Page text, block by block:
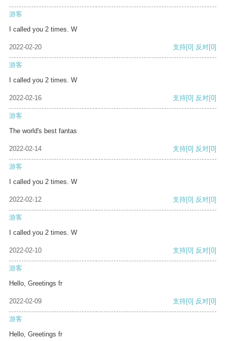
游客
I called you 2 times. W
2022-02-20 支持[0] 反对[0]
游客
I called you 2 times. W
2022-02-16 支持[0] 反对[0]
游客
The world's best fantas
2022-02-14 支持[0] 反对[0]
游客
I called you 2 times. W
2022-02-12 支持[0] 反对[0]
游客
I called you 2 times. W
2022-02-10 支持[0] 反对[0]
游客
Hello, Greetings fr
2022-02-09 支持[0] 反对[0]
游客
Hello, Greetings fr